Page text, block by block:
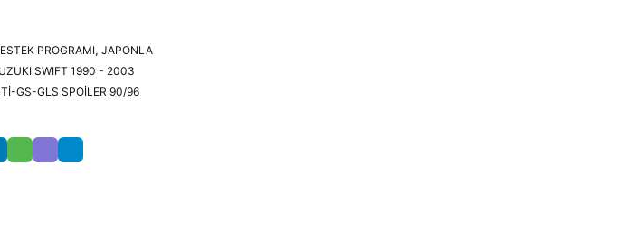
PROGRAMI, JAPONLA
SWIFT 1990 - 2003
GS-GLS SPOİLER 90/96